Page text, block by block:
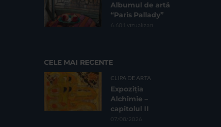
Albumul de artă
“Paris Pallady”
6.601 vizualizari
CELE MAI RECENTE
CLIPA DE ARTA
Expoziția
Alchimie –
capitolul II
07/08/2026